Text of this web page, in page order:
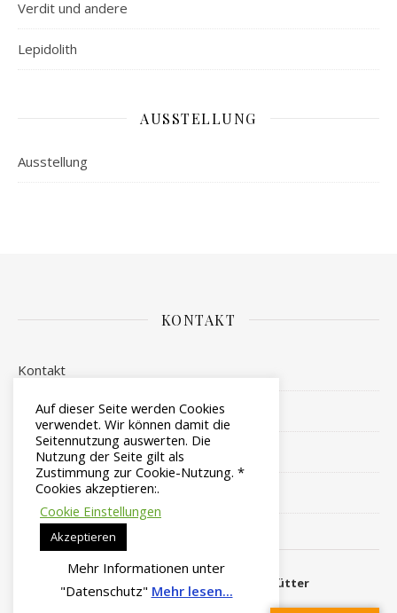
Verdit und andere
Lepidolith
AUSSTELLUNG
Ausstellung
KONTAKT
Kontakt
Impressum
Datenschutz
Login
Edith Hütter
Auf dieser Seite werden Cookies
verwendet. Wir können damit die
Seitennutzung auswerten. Die
Nutzung der Seite gilt als
Zustimmung zur Cookie-Nutzung. *
Cookies akzeptieren:.
Cookie Einstellungen
Akzeptieren
Mehr Informationen unter
"Datenschutz" Mehr lesen...